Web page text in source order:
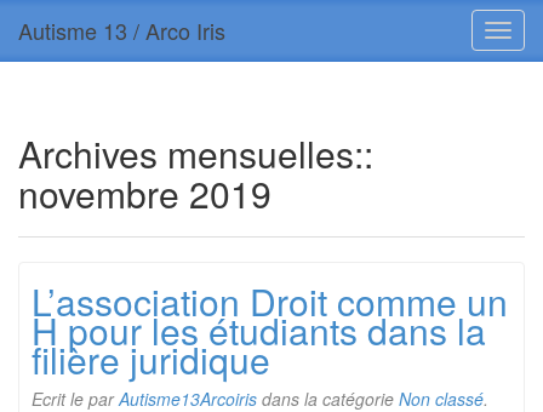
Autisme 13 / Arco Iris
Archives mensuelles::
novembre 2019
L’association Droit comme un
H pour les étudiants dans la
filière juridique
Ecrit le parAutisme13Arcoiris dans la catégorie Non classé.